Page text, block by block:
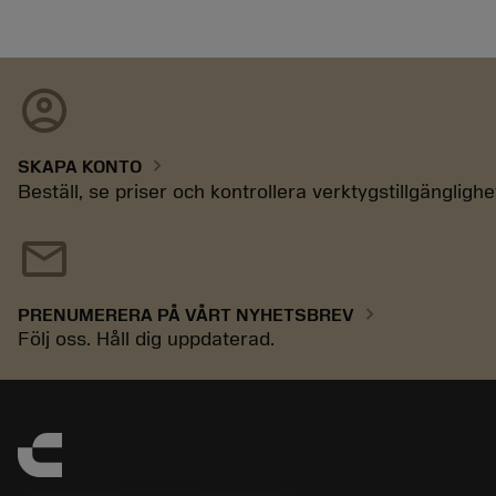
account_circle
SKAPA KONTO chevron_right
Beställ, se priser och kontrollera
mail
PRENUMERERA PÅ VÅRT NYHETSBREV chevron_right
Följ oss. Håll dig uppdaterad.